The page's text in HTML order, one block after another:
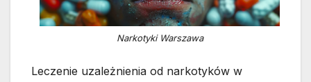
Narkotyki Warszawa
Leczenie uzależnienia od narkotyków w